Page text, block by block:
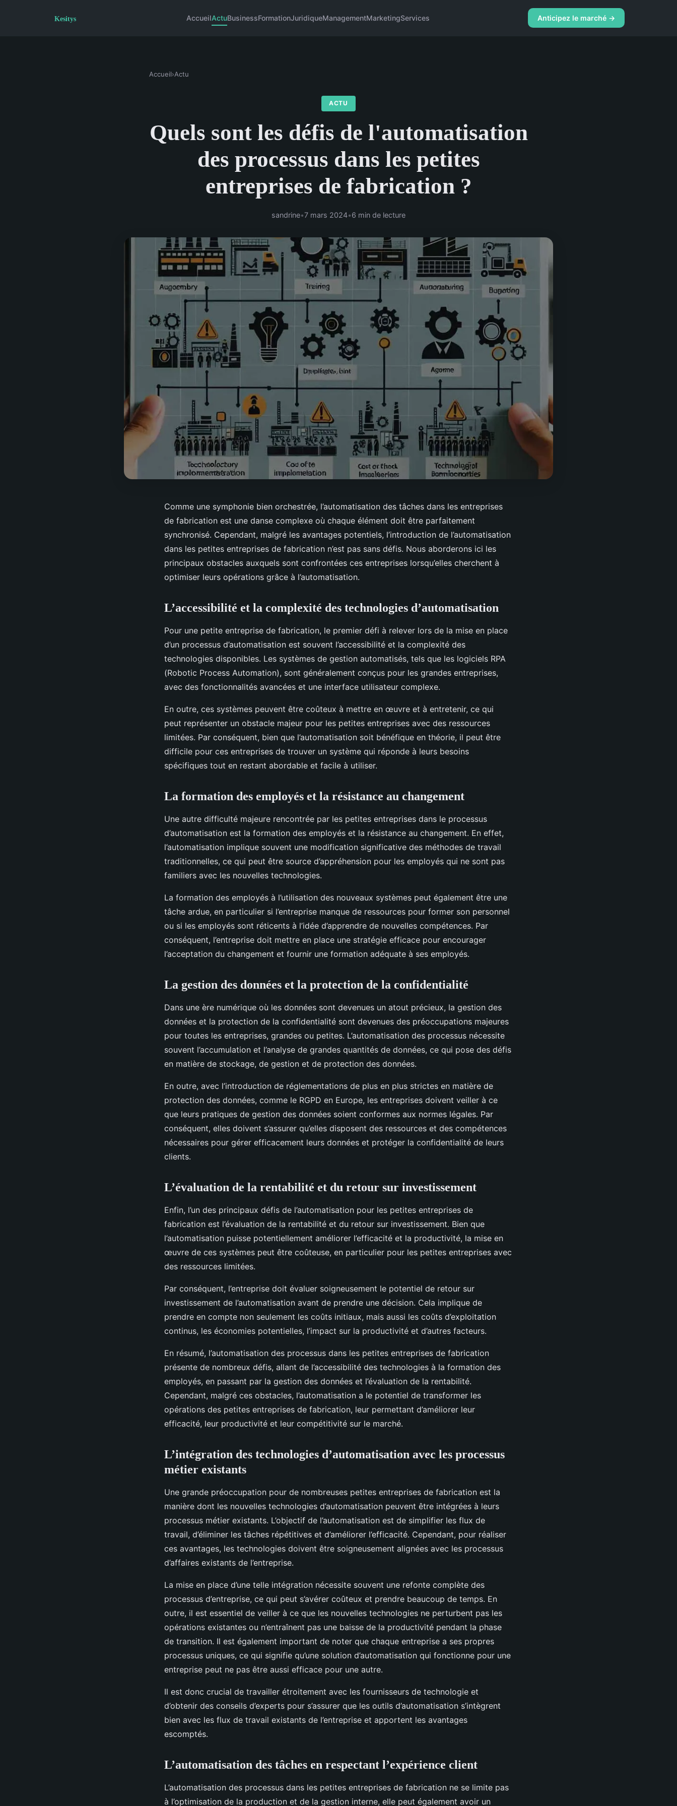
AccueilActuBusinessFormationJuridiqueManagementMarketingServices Anticipez le marché →
Accueil›Actu
ACTU
Quels sont les défis de l'automatisation
des processus dans les petites
entreprises de fabrication ?
sandrine•7 mars 2024•6 min de lecture
Comme une symphonie bien orchestrée, l’automatisation des tâches dans les entreprises
de fabrication est une danse complexe où chaque élément doit être parfaitement
synchronisé. Cependant, malgré les avantages potentiels, l’introduction de l’automatisation
dans les petites entreprises de fabrication n’est pas sans défis. Nous aborderons ici les
principaux obstacles auxquels sont confrontées ces entreprises lorsqu’elles cherchent à
optimiser leurs opérations grâce à l’automatisation.
L’accessibilité et la complexité des technologies d’automatisation
Pour une petite entreprise de fabrication, le premier défi à relever lors de la mise en place
d’un processus d’automatisation est souvent l’accessibilité et la complexité des
technologies disponibles. Les systèmes de gestion automatisés, tels que les logiciels RPA
(Robotic Process Automation), sont généralement conçus pour les grandes entreprises,
avec des fonctionnalités avancées et une interface utilisateur complexe.
En outre, ces systèmes peuvent être coûteux à mettre en œuvre et à entretenir, ce qui
peut représenter un obstacle majeur pour les petites entreprises avec des ressources
limitées. Par conséquent, bien que l’automatisation soit bénéfique en théorie, il peut être
difficile pour ces entreprises de trouver un système qui réponde à leurs besoins
spécifiques tout en restant abordable et facile à utiliser.
La formation des employés et la résistance au changement
Une autre difficulté majeure rencontrée par les petites entreprises dans le processus
d’automatisation est la formation des employés et la résistance au changement. En effet,
l’automatisation implique souvent une modification significative des méthodes de travail
traditionnelles, ce qui peut être source d’appréhension pour les employés qui ne sont pas
familiers avec les nouvelles technologies.
La formation des employés à l’utilisation des nouveaux systèmes peut également être une
tâche ardue, en particulier si l’entreprise manque de ressources pour former son personnel
ou si les employés sont réticents à l’idée d’apprendre de nouvelles compétences. Par
conséquent, l’entreprise doit mettre en place une stratégie efficace pour encourager
l’acceptation du changement et fournir une formation adéquate à ses employés.
La gestion des données et la protection de la confidentialité
Dans une ère numérique où les données sont devenues un atout précieux, la gestion des
données et la protection de la confidentialité sont devenues des préoccupations majeures
pour toutes les entreprises, grandes ou petites. L’automatisation des processus nécessite
souvent l’accumulation et l’analyse de grandes quantités de données, ce qui pose des défis
en matière de stockage, de gestion et de protection des données.
En outre, avec l’introduction de réglementations de plus en plus strictes en matière de
protection des données, comme le RGPD en Europe, les entreprises doivent veiller à ce
que leurs pratiques de gestion des données soient conformes aux normes légales. Par
conséquent, elles doivent s’assurer qu’elles disposent des ressources et des compétences
nécessaires pour gérer efficacement leurs données et protéger la confidentialité de leurs
clients.
L’évaluation de la rentabilité et du retour sur investissement
Enfin, l’un des principaux défis de l’automatisation pour les petites entreprises de
fabrication est l’évaluation de la rentabilité et du retour sur investissement. Bien que
l’automatisation puisse potentiellement améliorer l’efficacité et la productivité, la mise en
œuvre de ces systèmes peut être coûteuse, en particulier pour les petites entreprises avec
des ressources limitées.
Par conséquent, l’entreprise doit évaluer soigneusement le potentiel de retour sur
investissement de l’automatisation avant de prendre une décision. Cela implique de
prendre en compte non seulement les coûts initiaux, mais aussi les coûts d’exploitation
continus, les économies potentielles, l’impact sur la productivité et d’autres facteurs.
En résumé, l’automatisation des processus dans les petites entreprises de fabrication
présente de nombreux défis, allant de l’accessibilité des technologies à la formation des
employés, en passant par la gestion des données et l’évaluation de la rentabilité.
Cependant, malgré ces obstacles, l’automatisation a le potentiel de transformer les
opérations des petites entreprises de fabrication, leur permettant d’améliorer leur
efficacité, leur productivité et leur compétitivité sur le marché.
L’intégration des technologies d’automatisation avec les processus
métier existants
Une grande préoccupation pour de nombreuses petites entreprises de fabrication est la
manière dont les nouvelles technologies d’automatisation peuvent être intégrées à leurs
processus métier existants. L’objectif de l’automatisation est de simplifier les flux de
travail, d’éliminer les tâches répétitives et d’améliorer l’efficacité. Cependant, pour réaliser
ces avantages, les technologies doivent être soigneusement alignées avec les processus
d’affaires existants de l’entreprise.
La mise en place d’une telle intégration nécessite souvent une refonte complète des
processus d’entreprise, ce qui peut s’avérer coûteux et prendre beaucoup de temps. En
outre, il est essentiel de veiller à ce que les nouvelles technologies ne perturbent pas les
opérations existantes ou n’entraînent pas une baisse de la productivité pendant la phase
de transition. Il est également important de noter que chaque entreprise a ses propres
processus uniques, ce qui signifie qu’une solution d’automatisation qui fonctionne pour une
entreprise peut ne pas être aussi efficace pour une autre.
Il est donc crucial de travailler étroitement avec les fournisseurs de technologie et
d’obtenir des conseils d’experts pour s’assurer que les outils d’automatisation s’intègrent
bien avec les flux de travail existants de l’entreprise et apportent les avantages
escomptés.
L’automatisation des tâches en respectant l’expérience client
L’automatisation des processus dans les petites entreprises de fabrication ne se limite pas
à l’optimisation de la production et de la gestion interne, elle peut également avoir un